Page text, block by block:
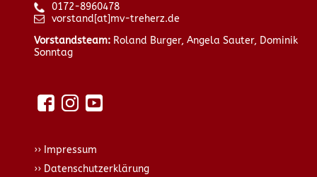
0172-8960478
vorstand[at]mv-treherz.de
Vorstandsteam: Roland Burger, Angela Sauter, Dominik
Sonntag
Impressum
Datenschutzerklärung